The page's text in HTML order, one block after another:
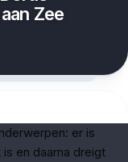
Zee
er is
en daarna dreigt